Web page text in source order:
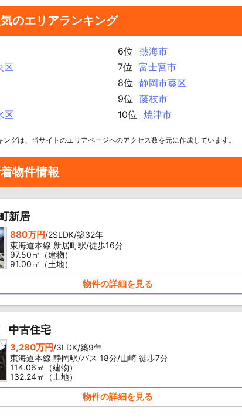
のエリアランキング
区
区
6位
熱海市
7位
富士宮市
8位
静岡市葵区
9位
藤枝市
10位
焼津市
グは、当サイトのエリアページへのアクセス数を元に作成しています。
物件情報
新居
880万円/2SLDK/築32年
東海道本線 新居町駅/徒歩16分
97.50㎡（建物）
91.00㎡（土地）
物件の詳細を見る
中古住宅
3,280万円/3LDK/築9年
東海道本線 静岡駅/バス 18分/山崎 徒歩7分
114.06㎡（建物）
132.24㎡（土地）
物件の詳細を見る